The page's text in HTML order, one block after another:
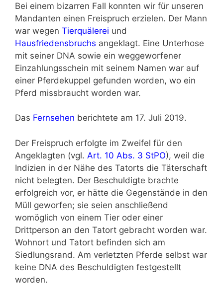
Bei einem bizarren Fall konnten wir für unseren
Mandanten einen Freispruch erzielen. Der Mann
war wegen Tierquälerei und
Hausfriedensbruchs angeklagt. Eine Unterhose
mit seiner DNA sowie ein weggeworfener
Einzahlungsschein mit seinem Namen war auf
einer Pferdekuppel gefunden worden, wo ein
Pferd missbraucht worden war.
Das Fernsehen berichtete am 17. Juli 2019.
Der Freispruch erfolgte im Zweifel für den
Angeklagten (vgl. Art. 10 Abs. 3 StPO), weil die
Indizien in der Nähe des Tatorts die Täterschaft
nicht belegten. Der Beschuldigte brachte
erfolgreich vor, er hätte die Gegenstände in den
Müll geworfen; sie seien anschließend
womöglich von einem Tier oder einer
Drittperson an den Tatort gebracht worden war.
Wohnort und Tatort befinden sich am
Siedlungsrand. Am verletzten Pferde selbst war
keine DNA des Beschuldigten festgestellt
worden.